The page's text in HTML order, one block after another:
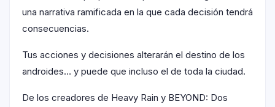
una narrativa ramificada en la que cada decisión tendrá
consecuencias.
Tus acciones y decisiones alterarán el destino de los
androides… y puede que incluso el de toda la ciudad.
De los creadores de Heavy Rain y BEYOND: Dos